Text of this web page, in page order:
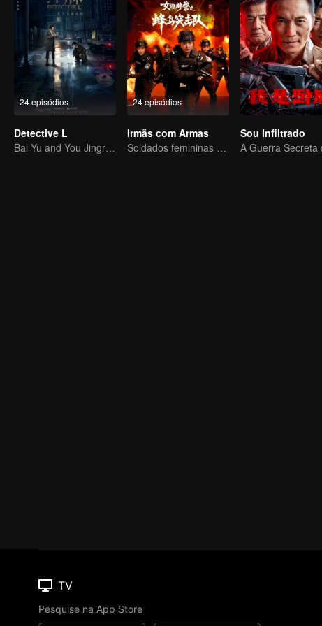
24 episódios
Detective L
Bai Yu and You Jingru Became the super detective
24 episódios
Irmãs com Armas
Soldados femininas erradicando o crime
Sou Infiltrado
TV
Pesquise na App Store